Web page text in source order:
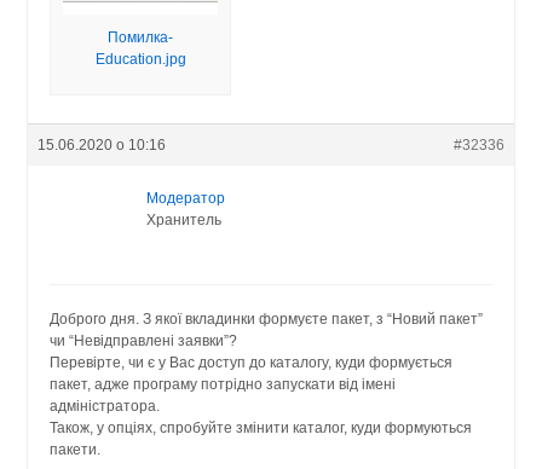
Помилка-
Education.jpg
15.06.2020 о 10:16 #32336
Модератор
Хранитель
Доброго дня. З якої вкладинки формуєте пакет, з “Новий пакет”
чи “Невідправлені заявки”?
Перевірте, чи є у Вас доступ до каталогу, куди формується
пакет, адже програму потрідно запускати від імені
адміністратора.
Також, у опціях, спробуйте змінити каталог, куди формуються
пакети.